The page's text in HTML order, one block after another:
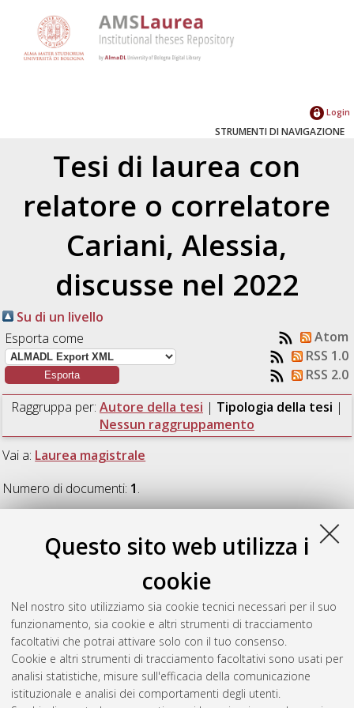
Questo sito web utilizza i
cookie
Nel nostro sito utilizziamo sia cookie tecnici necessari per il suo
funzionamento, sia cookie e altri strumenti di tracciamento
facoltativi che potrai attivare solo con il tuo consenso.
Cookie e altri strumenti di tracciamento facoltativi sono usati per
analisi statistiche, misure sull'efficacia della comunicazione
istituzionale e analisi dei comportamenti degli utenti.
Login
STRUMENTI DI NAVIGAZIONE
Tesi di laurea con
relatore o correlatore
Cariani, Alessia,
discusse nel 2022
Su di un livello
Esporta come
Atom
RSS 1.0
RSS 2.0
Raggruppa per: Autore della tesi | Tipologia della tesi |
Nessun raggruppamento
Vai a: Laurea magistrale
Numero di documenti: 1.
Laurea magistrale
(2022)Artificial reproduction survey in
paternity assignment.[Laurea magistrale], Università di
Bologna, Corso di Studio in Biologia marina [LM-DM270] -
Ravenna, Documento full-text non disponibile
Questa lista e' stata generata ilSat Aug 8 10:00:29 2026